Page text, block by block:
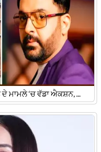
ਮਾਮਲੇ ‘ਚ ਵੱਡਾ ਐਕਸ਼ਨ, ...